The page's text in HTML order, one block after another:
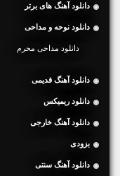
دانلود آهنگ های برتر
دانلود نوحه و مداحی
دانلود مداحی محرم
دانلود آهنگ قدیمی
دانلود ریمیکس
دانلود آهنگ خارجی
بزودی
دانلود آهنگ سنتی